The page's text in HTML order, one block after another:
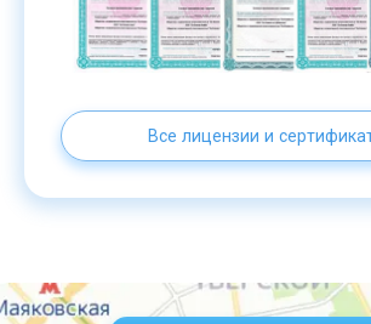
Все лицензии и